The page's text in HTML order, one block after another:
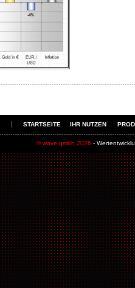
STARTSEITE IHR NUTZEN
© wave gmbh 2026 -